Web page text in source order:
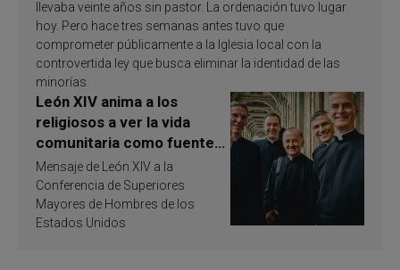
llevaba veinte años sin pastor. La ordenación tuvo lugar
hoy. Pero hace tres semanas antes tuvo que
comprometer públicamente a la Iglesia local con la
controvertida ley que busca eliminar la identidad de las
minorías.
León XIV anima a los
religiosos a ver la vida
comunitaria como fuente
de inspiración y
santificación
Mensaje de León XIV a la
Conferencia de Superiores
Mayores de Hombres de los
Estados Unidos